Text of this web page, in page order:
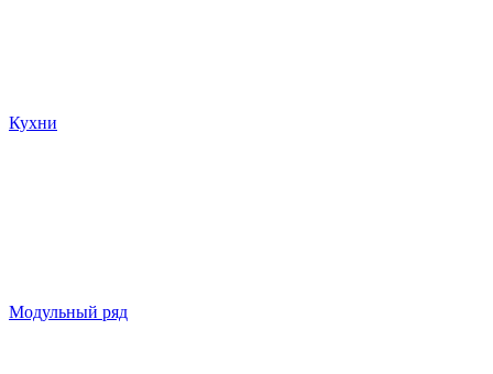
Кухни
Модульный ряд